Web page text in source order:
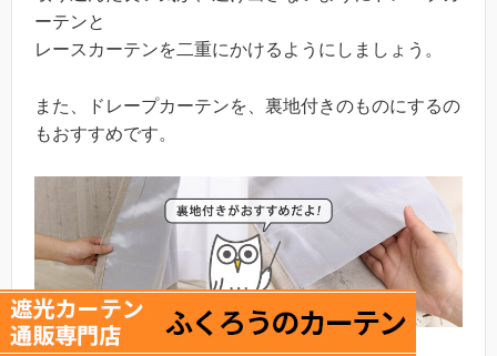
ーテンと
レースカーテンを二重にかけるようにしましょう。
また、ドレープカーテンを、裏地付きのものにするの
もおすすめです。